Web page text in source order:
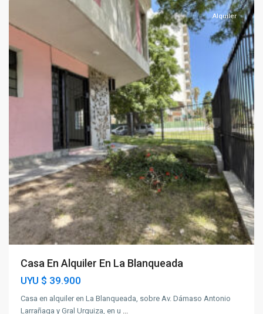
Alquiler
Casa En Alquiler En La Blanqueada
UYU $ 39.900
Casa en alquiler en La Blanqueada, sobre Av. Dámaso Antonio
Larrañaga y Gral Urquiza, en u ...